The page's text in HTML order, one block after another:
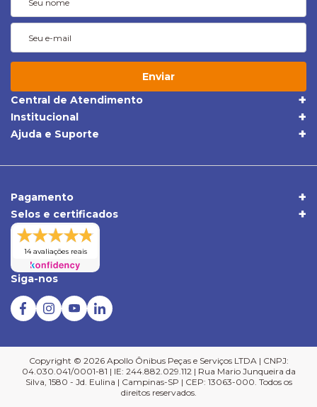
Enviar
Central de Atendimento
(19) 3395-1668
(19) 98409-5604
Atendimento de Seg. a Sex. das 8h às 18h
Institucional
Quem Somos
Qualidade
Ajuda e Suporte
Entrega
Central de Atendimento
Duvidas Frequentes
Pagamento
Selos e certificados
Verificada por
14 avaliações reais
Siga-nos
Copyright © 2026 Apollo Ônibus Peças e Serviços LTDA | CNPJ:
04.030.041/0001-81 | IE: 244.882.029.112 | Rua Mario Junqueira da
Silva, 1580 - Jd. Eulina | Campinas-SP | CEP: 13063-000. Todos os
direitos reservados.